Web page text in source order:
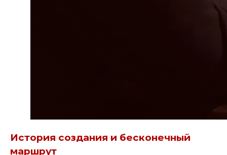
История создания и бесконечный
маршрут